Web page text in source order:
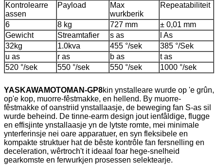
Kontrolearre
assen
Payload
Max
wurkberik
Repeatabiliteit
6 8 kg 727 mm
± 0,01 mm
Gewicht
Streamtafier s as
l As
32kg
1.0kva 455 °/sek
385 °/Sek
u as
r as b as
t as
520 °/sek
550 °/sek 550 °/sek 1000 °/sek
YASKAWA MOTOMAN-GP8kin ynstalleare wurde op 'e grûn,
op'e kop, muorre-fêstmakke, en hellend. By muorre-
fêstmakke of oanstriid ynstallaasje, de beweging fan S-as sil
wurde beheind. De tinne-earm design jout ienfâldige, flugge
en effisjinte ynstallaasje yn de lytste romte, mei minimale
ynterferinsje nei oare apparatuer, en syn fleksibele en
kompakte struktuer hat de bêste kontrôle fan fersnelling en
deceleration, wêrtroch't it ideaal foar hege-snelheid
gearkomste en ferwurkjen prosessen selektearje.